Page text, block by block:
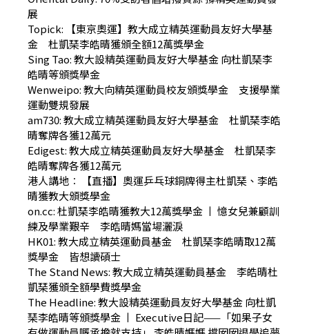
展
Topick:
【東京奧運】教大成立精英運動員友好大學基
金 杜凱琹李皓晴獲頒全額12萬獎學金
Sing Tao:教大設精英運動員友好大學基金 向杜凱琹李
皓晴等頒獎學金
Wenweipo:教大向精英運動員校友頒獎學金 支援學業
運動雙規發展
am730:教大成立精英運動員友好大學基金 杜凱琹李皓
晴奪牌各獲12萬元
Edigest:教大成立精英運動員友好大學基金 杜凱琹李
皓晴奪牌各獲12萬元
港人講地︰
【直播】奧運乒乓球銅牌得主杜凱琹、李皓
晴獲教大頒獎學金
on.cc:杜凱琹李皓晴獲教大12萬獎學金 丨 憶女兒兼顧訓
練及學業艱辛 李皓晴媽當場灑淚
HK01:教大成立精英運動員基金 杜凱琹李皓晴取12萬
獎學金 皆想讀碩士
The Stand News:教大成立精英運動員基金 李皓晴杜
凱琹獲頒全額學費獎學金
The Headline:教大設精英運動員友好大學基金 向杜凱
琹李皓晴等頒獎學金 丨 Executive日記——「如果子女